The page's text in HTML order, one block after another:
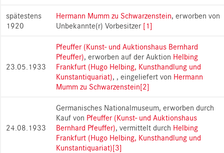
spätestens
1920
Hermann Mumm zu Schwarzenstein, erworben von
Unbekannte(r) Vorbesitzer [1]
23.05.1933
Pfeuffer (Kunst- und Auktionshaus Bernhard
Pfeuffer), erworben auf der Auktion Helbing
Frankfurt (Hugo Helbing, Kunsthandlung und
Kunstantiquariat), , eingeliefert von Hermann
Mumm zu Schwarzenstein[2]
24.08.1933
Germanisches Nationalmuseum, erworben durch
Kauf von Pfeuffer (Kunst- und Auktionshaus
Bernhard Pfeuffer), vermittelt durch Helbing
Frankfurt (Hugo Helbing, Kunsthandlung und
Kunstantiquariat)[3]